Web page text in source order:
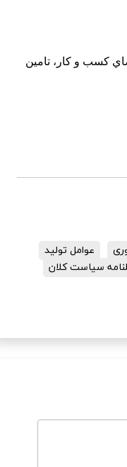
کسب و کار، تامين
عوامل تولید
سیاست کلان